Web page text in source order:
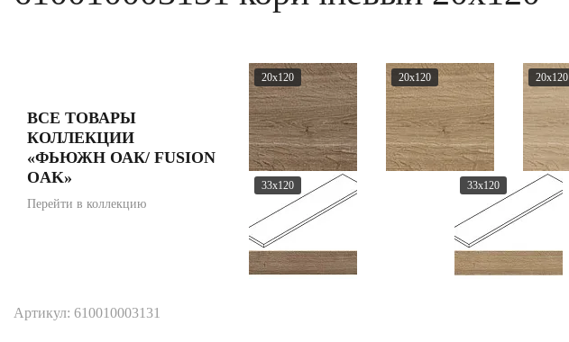
ВСЕ ТОВАРЫ
КОЛЛЕКЦИИ
«ФЬЮЖН ОАК/ FUSION
OAK»
Перейти в коллекцию
20x120 20x120 20x120
33x120 33x120
Артикул: 610010003131